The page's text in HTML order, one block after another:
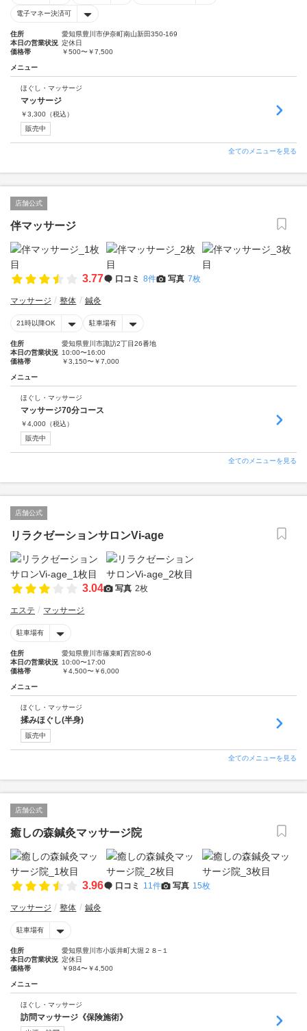
電子マネー決済可
住所
愛知県豊川市伊奈町南山新田350-169
本日の営業状況 定休日
価格帯
￥500〜￥7,500
メニュー
ほぐし・マッサージ
マッサージ
￥3,300 （税込）
販売中
全てのメニューを見る
店舗公式
伴マッサージ
3.77 口コミ 8件 写真 7枚
マッサージ 整体 鍼灸
21時以降OK 駐車場有
住所
愛知県豊川市諏訪2丁目26番地
本日の営業状況 10:00〜16:00
価格帯
￥3,150〜￥7,000
メニュー
ほぐし・マッサージ
マッサージ70分コース
￥4,000 （税込）
販売中
全てのメニューを見る
店舗公式
リラクゼーションサロンVi-age
3.04 写真 2枚
エステ マッサージ
駐車場有
住所
愛知県豊川市篠束町西宮80-6
本日の営業状況 10:00〜17:00
価格帯
￥4,500〜￥6,000
メニュー
ほぐし・マッサージ
揉みほぐし(半身)
販売中
全てのメニューを見る
店舗公式
癒しの森鍼灸マッサージ院
3.96 口コミ 11件 写真 15枚
マッサージ 整体 鍼灸
駐車場有
住所
愛知県豊川市小坂井町大堀２８−１
本日の営業状況 定休日
価格帯
￥984〜￥4,500
メニュー
ほぐし・マッサージ
訪問マッサージ《保険施術》